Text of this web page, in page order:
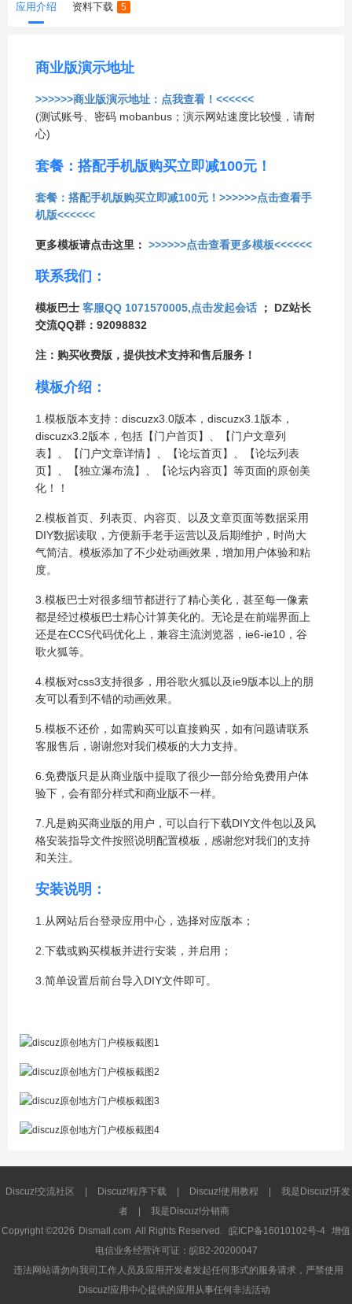
应用介绍 资料下载 5
商业版演示地址
>>>>>>商业版演示地址：点我查看！<<<<<<
(测试账号、密码 mobanbus；演示网站速度比较慢，请耐
心)
套餐：搭配手机版购买立即减100元！
套餐：搭配手机版购买立即减100元！>>>>>>点击查看手
机版<<<<<<
更多模板请点击这里： >>>>>>点击查看更多模板<<<<<<
联系我们：
模板巴士 客服QQ 1071570005,点击发起会话 ； DZ站长
交流QQ群：92098832
注：购买收费版，提供技术支持和售后服务！
模板介绍：
1.模板版本支持：discuzx3.0版本，discuzx3.1版本，
discuzx3.2版本，包括【门户首页】、【门户文章列
表】、【门户文章详情】、【论坛首页】、【论坛列表
页】、【独立瀑布流】、【论坛内容页】等页面的原创美
化！！
2.模板首页、列表页、内容页、以及文章页面等数据采用
DIY数据读取，方便新手老手运营以及后期维护，时尚大
气简洁。模板添加了不少处动画效果，增加用户体验和粘
度。
3.模板巴士对很多细节都进行了精心美化，甚至每一像素
都是经过模板巴士精心计算美化的。无论是在前端界面上
还是在CCS代码优化上，兼容主流浏览器，ie6-ie10，谷
歌火狐等。
4.模板对css3支持很多，用谷歌火狐以及ie9版本以上的朋
友可以看到不错的动画效果。
5.模板不还价，如需购买可以直接购买，如有问题请联系
客服售后，谢谢您对我们模板的大力支持。
6.免费版只是从商业版中提取了很少一部分给免费用户体
验下，会有部分样式和商业版不一样。
7.凡是购买商业版的用户，可以自行下载DIY文件包以及风
格安装指导文件按照说明配置模板，感谢您对我们的支持
和关注。
安装说明：
1.从网站后台登录应用中心，选择对应版本；
2.下载或购买模板并进行安装，并启用；
3.简单设置后前台导入DIY文件即可。
Discuz!交流社区 Discuz!程序下载 Discuz!使用教程
我是Discuz!开发
者
我是Discuz!分销商
Copyright ©2026 Dismall.com All Rights Reserved. 皖ICP备16010102号-4 增值
电信业务经营许可证：皖B2-20200047
违法网站请勿向我司工作人员及应用开发者发起任何形式的服务请求，严禁使用
Discuz!应用中心提供的应用从事任何非法活动